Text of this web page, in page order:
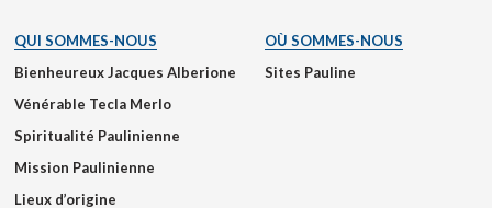
QUI SOMMES-NOUS
Bienheureux Jacques Alberione
Vénérable Tecla Merlo
Spiritualité Paulinienne
Mission Paulinienne
Lieux d’origine
OÙ SOMMES-NOUS
Sites Pauline